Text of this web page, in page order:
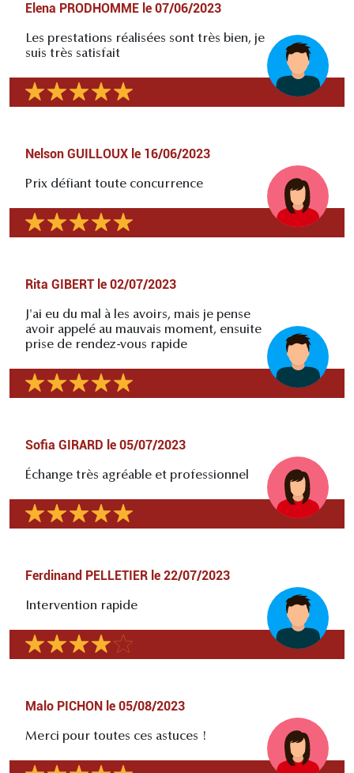
Elena PRODHOMME le 07/06/2023
Les prestations réalisées sont très bien, je
suis très satisfait
Nelson GUILLOUX le 16/06/2023
Prix défiant toute concurrence
Rita GIBERT le 02/07/2023
J'ai eu du mal à les avoirs, mais je pense
avoir appelé au mauvais moment, ensuite
prise de rendez-vous rapide
Sofia GIRARD le 05/07/2023
Échange très agréable et professionnel
Ferdinand PELLETIER le 22/07/2023
Intervention rapide
Malo PICHON le 05/08/2023
Merci pour toutes ces astuces !